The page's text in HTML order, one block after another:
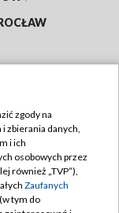
zgody na
zbierania danych,
i ich
osobowych przez
również „TVP”),
Zaufanych
tym do